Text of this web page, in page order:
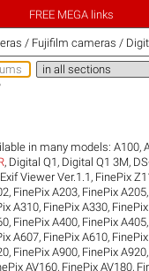
FREE MEGA links
/ Fujifilm cameras /
in many models:A100,
, Digital Q1 , Digital Q1 3M,
Exif Viewer Ver.1.1 , FinePix
, FinePix A203, FinePix A205,
A310, FinePix A330,
, FinePix A400, FinePix A405,
A607, FinePix A610,
, FinePix A900, FinePix A920,
AV160, FinePix AV180,